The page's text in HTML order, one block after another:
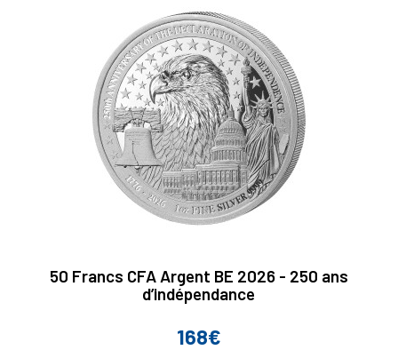
50 Francs CFA Argent BE 2026 - 250 ans
d’indépendance
Prix
168€